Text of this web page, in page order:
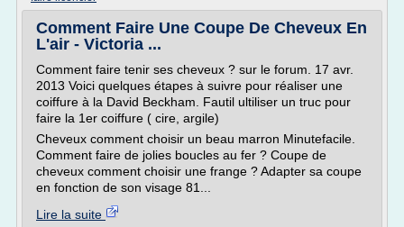
Comment Faire Une Coupe De Cheveux En
L'air - Victoria ...
Comment faire tenir ses cheveux ? sur le forum. 17 avr.
2013 Voici quelques étapes à suivre pour réaliser une
coiffure à la David Beckham. Fautil ultiliser un truc pour
faire la 1er coiffure ( cire, argile)
Cheveux comment choisir un beau marron Minutefacile.
Comment faire de jolies boucles au fer ? Coupe de
cheveux comment choisir une frange ? Adapter sa coupe
en fonction de son visage 81...
Lire la suite